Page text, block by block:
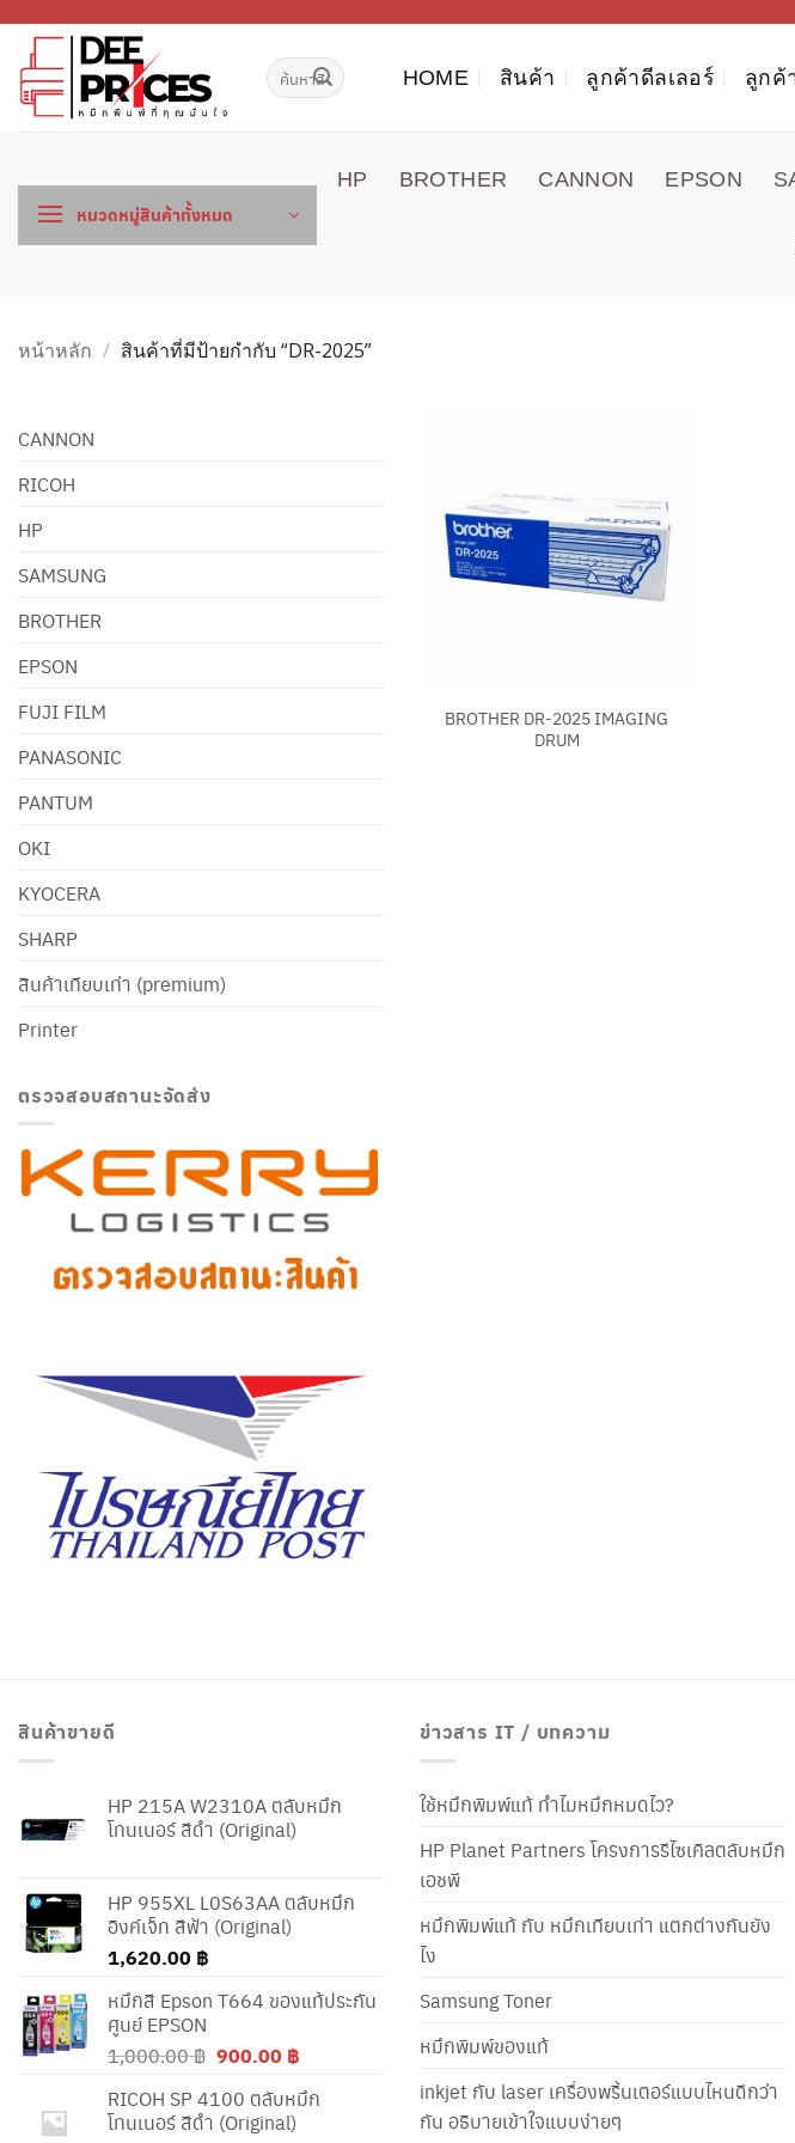
เนื้อหา
ค้นหา: HOME สินค้า ลูกค้าดีลเลอร์ ลูกค้
หมวดหมู่สินค้าทั้งหมด
HP BROTHER CANNON EPSON
หน้าหลัก / สินค้าที่มีป้ายกำกับ “DR-2025”
CANNON
RICOH
HP
SAMSUNG
BROTHER
EPSON
FUJI FILM
PANASONIC
PANTUM
OKI
KYOCERA
SHARP
สินค้าเทียบเท่า (premium)
Printer
ตรวจสอบสถานะจัดส่ง
BROTHER DR-2025 IMAGING
DRUM
สินค้าขายดี
HP 215A W2310A ตลับหมึก
โทนเนอร์ สีดำ (Original)
HP 955XL L0S63AA ตลับหมึก
อิงค์เจ็ท สีฟ้า (Original)
1,620.00 ฿
หมึกสี Epson T664 ของแท้ประกัน
ศูนย์ EPSON
1,000.00฿ Original
was:
1,000.00 ฿.
900.00 ฿Current
is:
RICOH SP 4100 ตลับหมึก
โทนเนอร์ สีดำ (Original)
ข่าวสาร IT / บทความ
ใช้หมึกพิมพ์แท้ ทำไมหมึกหมดไว?
HP Planet Partners โครงการรีไซเคิลตลับหมึก
เอชพี
หมึกพิมพ์แท้ กับ หมึกเทียบเท่า แตกต่างกันยัง
ไง
Samsung Toner
หมึกพิมพ์ของแท้
inkjet กับ laser เครื่องพริ้นเตอร์แบบไหนดีกว่า
กัน อธิบายเข้าใจแบบง่ายๆ